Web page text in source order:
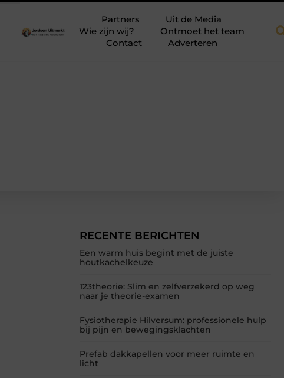
Partners
Uit de Media
Wie zijn wij?
Ontmoet het team
Contact
Adverteren
RECENTE BERICHTEN
Een warm huis begint met de juiste
houtkachelkeuze
123theorie: Slim en zelfverzekerd op weg
naar je theorie-examen
Fysiotherapie Hilversum: professionele hulp
bij pijn en bewegingsklachten
Prefab dakkapellen voor meer ruimte en
licht